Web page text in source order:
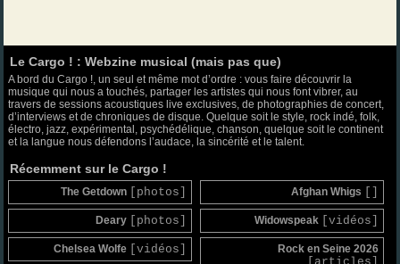
Le Cargo ! : Webzine musical (mais pas que)
A bord du Cargo !, un seul et même mot d’ordre : vous faire découvrir la
musique qui nous a touchés, partager les artistes qui nous font vibrer, au
travers de sessions acoustiques live exclusives, de photographies de concert,
d’interviews et de chroniques de disque. Quelque soit le style, rock indé, folk,
électro, jazz, expérimental, psychédélique, chanson, quelque soit le continent
et la langue nous défendons l’audace, la sincérité et le talent.
Récemment sur le Cargo !
The Getdown [photos] Afghan Whigs
Deary [photos] Widowspeak [vidéos]
Chelsea Wolfe [vidéos] Rock en Seine 2026